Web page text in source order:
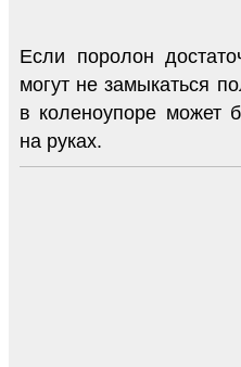
Если поролон
могут не замыкаться
в коленоупоре может
на руках.